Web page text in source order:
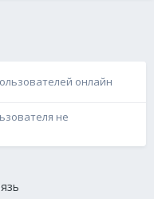
онлайн
не